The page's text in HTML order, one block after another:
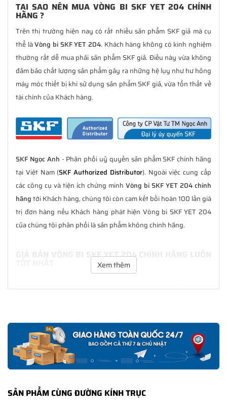
TẠI SAO NÊN MUA VÒNG BI SKF YET 204 CHÍNH
HÃNG ?
Trên thị trường hiện nay có rất nhiều sản phẩm SKF giả mà cụ
thể làVòng bi SKF YET 204. Khách hàng không có kinh nghiệm
thường rất dễ mua phải sản phẩm SKF giả. Điều này vừa không
đảm bảo chất lượng sản phẩm gây ra những hệ lụy như hư hỏng
máy móc thiết bị khi sử dụng sản phẩm SKF giả, vừa tổn thất về
tài chính của Khách hàng.
SKF Ngọc Anh - Phân phối uỷ quyền sản phẩm SKF chính hãng
tại Việt Nam (SKF Authorized Distributor). Ngoài việc cung cấp
các công cụ và tiện ích chứng minh Vòng bi SKF YET 204 chính
hãngtới Khách hàng, chúng tôi còn cam kết bồi hoàn 100 lần giá
trị đơn hàng nếu Khách hàng phát hiện Vòng bi SKF YET 204
của chúng tôi phân phối là sản phẩm không chính hãng.
GIÁ BÁN VÒNG BI SKF YET 204 CHÍNH HÃNG LUÔN
nhất với nhiều ưu đãi kèm theo và các dịch vụ hẫu mãi sau bán
CHẾ ĐỘ BẢO HÀNH VÒNG BI SKF YET 204 CHÍNH
HÃNG
Tất cả các sản phẩm SKF chính hãng doSKF Ngọc Anhphân
phối đều được bảo hành chính hãng theo đúng tiêu chuẩn bảo
hành của nhà sản xuất.
Xem thêm
SẢN PHẨM CÙNG ĐƯỜNG KÍNH TRỤC